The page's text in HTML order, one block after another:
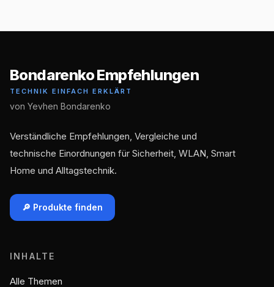
Bondarenko Empfehlungen
TECHNIK EINFACH ERKLÄRT
von Yevhen Bondarenko
Verständliche Empfehlungen, Vergleiche und
technische Einordnungen für Sicherheit, WLAN, Smart
Home und Alltagstechnik.
🔎 Produkte finden
INHALTE
Alle Themen